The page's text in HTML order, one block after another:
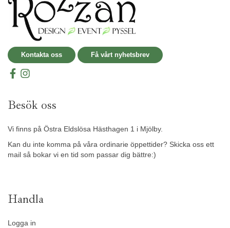
Kontakta oss Få vårt nyhetsbrev
Besök oss
Vi finns på Östra Eldslösa Hästhagen 1 i Mjölby.
Kan du inte komma på våra ordinarie öppettider? Skicka oss ett
mail så bokar vi en tid som passar dig bättre:)
Handla
Logga in